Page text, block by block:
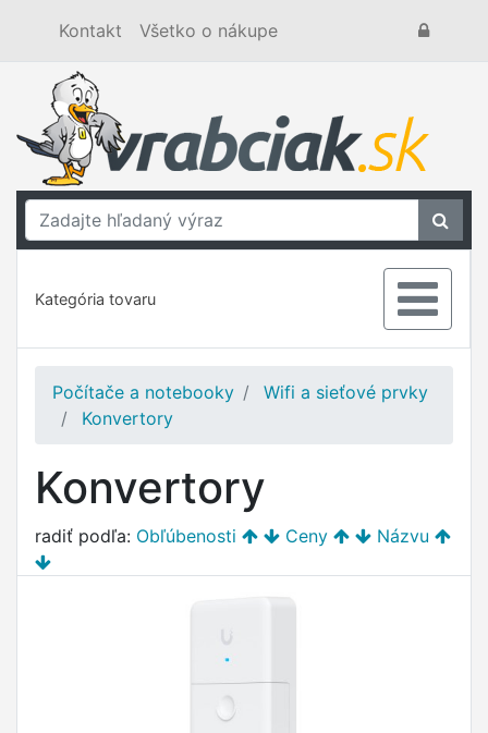
Kontakt Všetko o nákupe
Kategória tovaru
Počítače a notebooky
Wifi a sieťové prvky
Konvertory
Konvertory
radiť podľa: Obľúbenosti Ceny Názvu